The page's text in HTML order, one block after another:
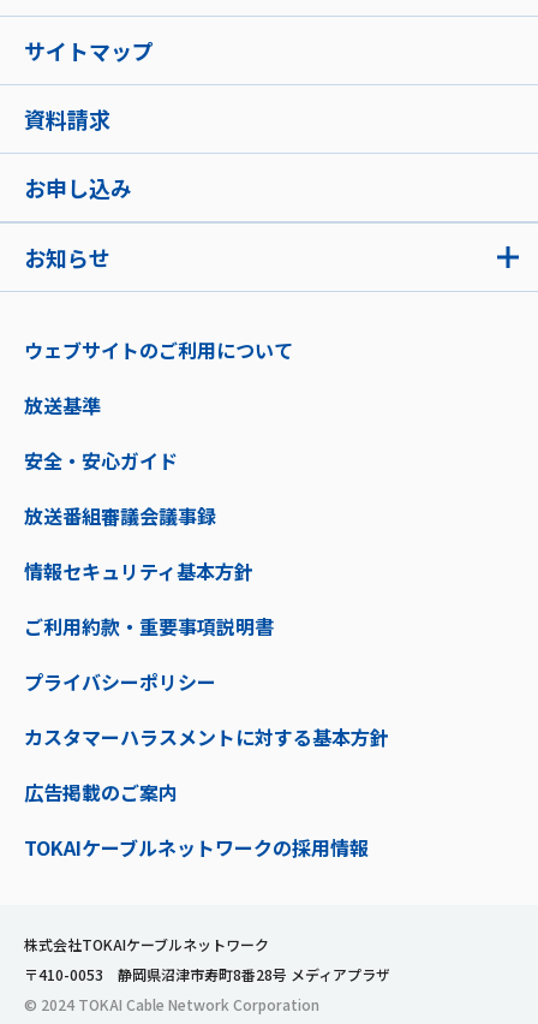
お知らせ
サイトマップ
資料請求
お申し込み
ウェブサイトのご利用について
放送基準
安全・安心ガイド
放送番組審議会議事録
情報セキュリティ基本方針
ご利用約款・重要事項説明書
プライバシーポリシー
カスタマーハラスメントに対する基本方針
広告掲載のご案内
TOKAIケーブルネットワークの採用情報
株式会社TOKAIケーブルネットワーク
〒410-0053 静岡県沼津市寿町8番28号 メディアプラザ
© 2024 TOKAI Cable Network Corporation